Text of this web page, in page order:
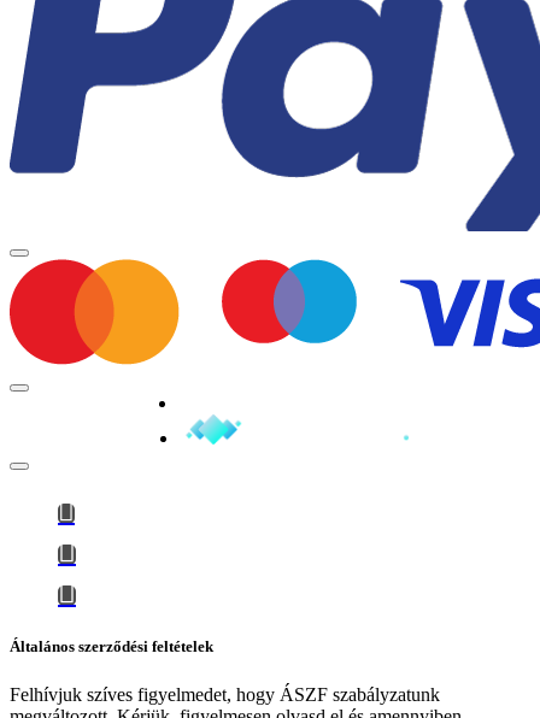
Általános szerződési feltételek
Felhívjuk szíves figyelmedet, hogy ÁSZF szabályzatunk